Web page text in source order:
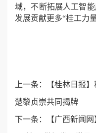
域，不断拓展人工智
发展贡献更多“桂工力量
上一条： 【桂林日报
楚黎贞崇共同揭牌
下一条： 【广西新闻